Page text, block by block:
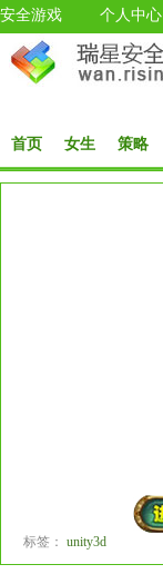
安全游戏 个人中心
首页 女生 策略
标签： unity3d